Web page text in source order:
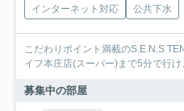
インターネット対応 公共下水
こだわりポイント満載のS.E.N.S
イフ本庄店(スーパー)まで5分で行け
募集中の部屋